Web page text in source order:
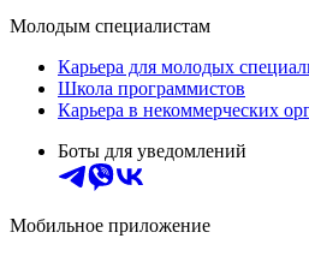
Молодым специалистам
Карьера для молодых
Школа программистов
Карьера в некоммерческих
Боты для уведомлений
Мобильное приложение